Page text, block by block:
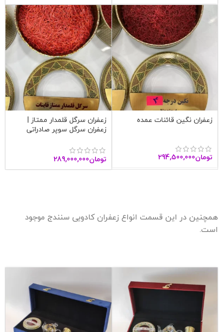
زعفران نگین قائنات عمده
تومان294,500,000
زعفران سرگل قلمدار ممتاز |
زعفران سرگل سوپر صادراتی
تومان289,000,000
همچنین در این قسمت انواع زعفران کادویی سنندج موجود
است.